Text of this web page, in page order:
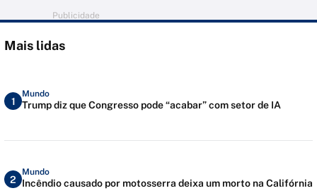
Publicidade
Mais lidas
1
Mundo
Trump diz que Congresso pode “acabar” com setor de IA
2
Mundo
Incêndio causado por motosserra deixa um morto na Califórnia